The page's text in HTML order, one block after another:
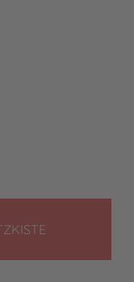
LEGEN